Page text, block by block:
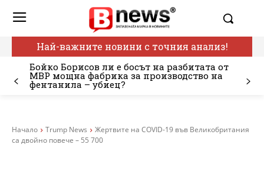
Най-важните новини с точния анализ!
Бойко Борисов ли е босът на разбитата от
МВР мощна фабрика за производство на
фентанила – убиец?
Начало Trump News
Жертвите на COVID-19 във Великобритания
са двойно повече – 55 700